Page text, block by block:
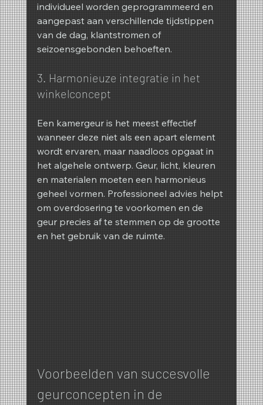
individueel worden geprogrammeerd en
aangepast aan verschillende tijdstippen
van de dag, klantstromen of
seizoensgebonden behoeften.
3. Harmonieuze integratie in het
winkelconcept
Een kamergeur is het meest effectief
wanneer deze niet als een apart element
wordt ervaren, maar naadloos opgaat in
het algehele ontwerp. Geur, licht, kleuren
en materialen moeten een harmonieus
geheel vormen. Professioneel advies helpt
om overdosering te voorkomen en de
geur precies af te stemmen op de grootte
en het gebruik van de ruimte.
Voorbeelden van succesvolle
geurconcepten in de